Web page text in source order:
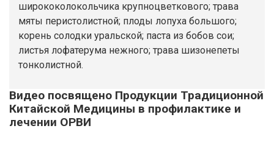
ширококолокольчика крупноцветкового; трава
мяты перистолистной; плоды лопуха большого;
корень солодки уральской; паста из бобов сои;
листья лофатерума нежного; трава шизонепеты
тонколистной.
Видео посвящено Продукции Традиционной
Китайской Медицины в профилактике и
лечении ОРВИ